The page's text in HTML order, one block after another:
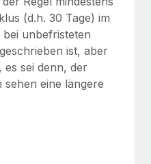
Management
Remote Unternehmen
die beste...
(d.h. 30 Tage) im
unbefristeten
ist, aber
es sei denn, der
eine längere